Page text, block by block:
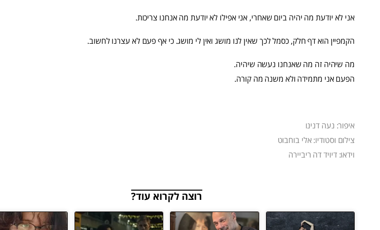
אני לא יודעת מה יהיה ביום שאחרי, אני אפילו לא יודעת מה אנחנו צריכות.
הקמפיין הוא דף חלק, כסמל לכך שאין לנו מושג ואין לי מושג. כי אף פעם לא עצרנו לחשוב.
מה שיהיה זה מה שאנחנו נעשה שיהיה.
הפעם אני מתמידה ולא משנה מה קורה.
איפור: נעה דנינו
צילום וסטודיו: אלי בוחבוט
וידאו: דיויד דה ריביירה
רוצה לקרוא עוד?